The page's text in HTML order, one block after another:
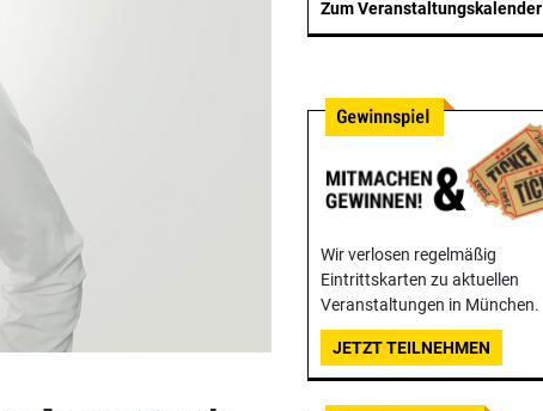
Zum Veranstaltungskalender
Wir verlosen regelmäßig
Eintrittskarten zu aktuellen
Veranstaltungen in München.
JETZT TEILNEHMEN